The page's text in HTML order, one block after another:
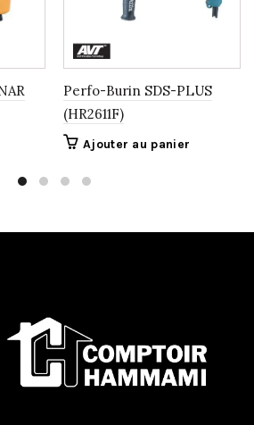
Perfo-Burin SDS-PLUS
(HR2611F)
Ajouter au panier